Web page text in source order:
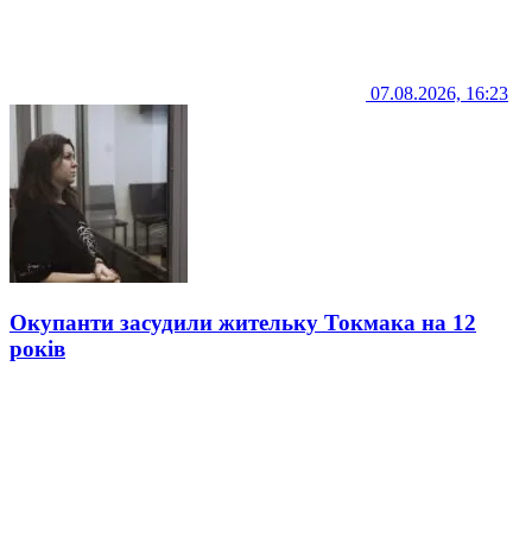
07.08.2026, 16:23
Окупанти засудили жительку Токмака на 12
років